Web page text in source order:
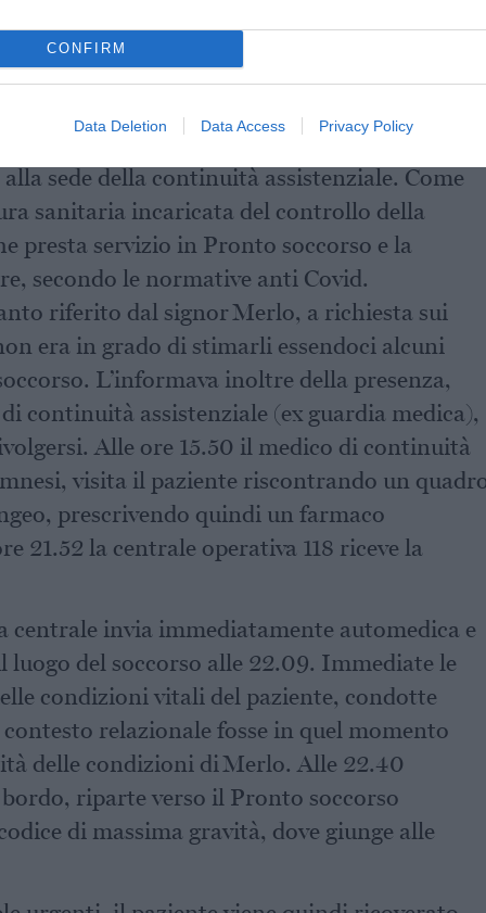
CONFIRM
Data Deletion Data Access Privacy Policy
sulla morte del cantante: “Molte ombre, vogliamo
Michele Merlo si presenta
di Vergato, dove sono presenti le indicazioni
sede della continuità assistenziale. Come
sanitaria incaricata del controllo della
presta servizio in Pronto soccorso e la
secondo le normative anti Covid.
riferito dal signor Merlo, a richiesta sui
era in grado di stimarli essendoci alcuni
L’informava inoltre della presenza,
continuità assistenziale (ex guardia medica),
Alle ore 15.50 il medico di continuità
visita il paziente riscontrando un
prescrivendo quindi un farmaco
21.52 la centrale operativa 118 riceve la
centrale invia immediatamente automedica e
luogo del soccorso alle 22.09. Immediate le
condizioni vitali del paziente, condotte
relazionale fosse in quel momento
delle condizioni di Merlo. Alle 22.40
riparte verso il Pronto soccorso
di massima gravità, dove giunge alle